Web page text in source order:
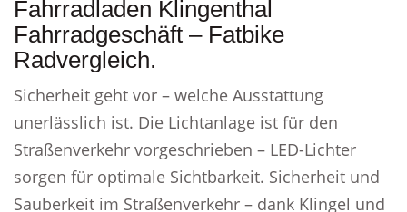
Fahrradladen Klingenthal
Fahrradgeschäft – Fatbike
Radvergleich.
Sicherheit geht vor – welche Ausstattung
unerlässlich ist. Die Lichtanlage ist für den
Straßenverkehr vorgeschrieben – LED-Lichter
sorgen für optimale Sichtbarkeit. Sicherheit und
Sauberkeit im Straßenverkehr – dank Klingel und